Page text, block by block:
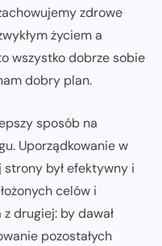
zdrowe
życiem a
wszystko dobrze sobie
dobry plan.
sposób na
Uporządkowanie w
był efektywny i
celów i
drugiej: by dawał
pozostałych